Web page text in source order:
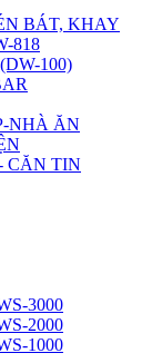
BÁT, KHAY
818
100)
NHÀ ĂN
CĂN TIN
3000
2000
1000